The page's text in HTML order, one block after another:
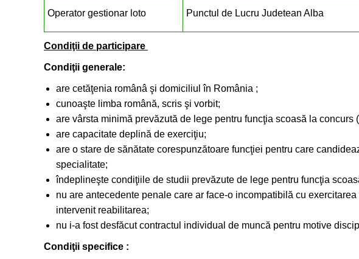
Operator gestionar loto Punctul de Lucru Judetean Alba
Condiţii de participare
Condiţii generale:
are cetăţenia românâ şi domiciliul în România ;
cunoaşte limba română, scris şi vorbit;
are vârsta minimă prevăzută de lege pentru funcţia scoasă la concurs
are capacitate deplină de exerciţiu;
are o stare de sănătate corespunzătoare funcţiei pentru care
specialitate;
îndeplineşte condiţiile de studii prevăzute de lege pentru funcţia
nu are antecedente penale care ar face-o incompatibilă cu
intervenit reabilitarea;
nu i-a fost desfăcut contractul individual de muncă pentru motive
Condiţii specifice :